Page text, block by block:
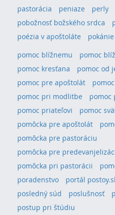
pastorácia
peniaze perly
pobožnosť božského srdca
poézia v apoštoláte
pokánie
pomoc blížnemu pomoc
pomoc kresťana
pomoc od
pomoc pre apoštolát
pomoc pri modlitbe
pomoc
pomoc priateľovi
pomoc
pomôcka pre apoštolát
pomôcka pre pastoráciu
pomôcka pre
pomôcka pri pastorácii
poradenstvo
portál
posledný súd
poslušnosť
postup pri štúdiu